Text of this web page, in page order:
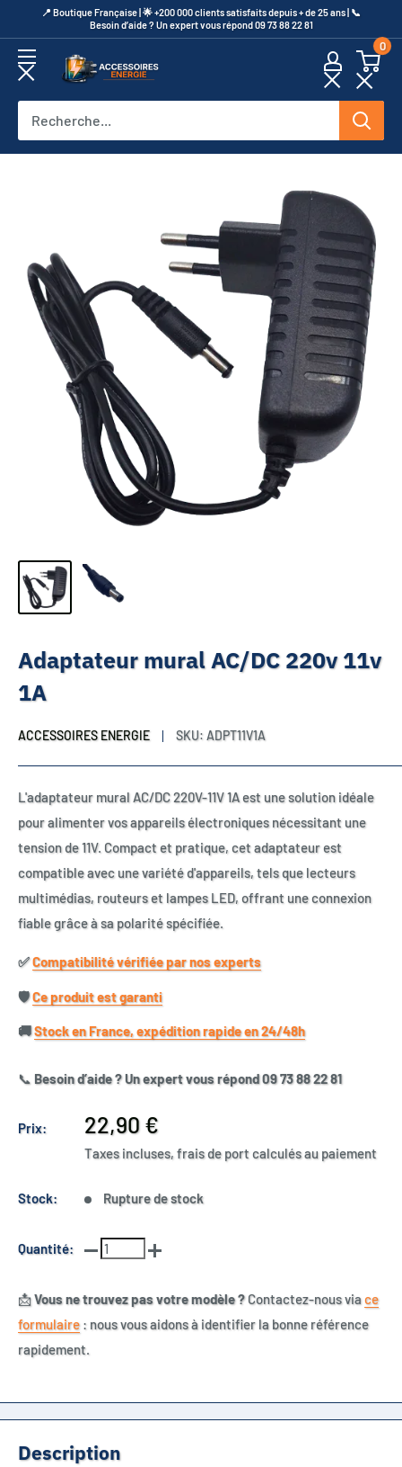
au
contenu
​📍​ Boutique Française | 🌟 +200 000 clients satisfaits depuis + de 25 ans | 📞​
Besoin d’aide ? Un expert vous répond 09 73 88 22 81
Accessoires
0
Adaptateur mural AC/DC 220v 11v
1A
ACCESSOIRES ENERGIE SKU: ADPT11V1A
L'adaptateur mural AC/DC 220V-11V 1A est une solution idéale
pour alimenter vos appareils électroniques nécessitant une
tension de 11V. Compact et pratique, cet adaptateur est
compatible avec une variété d'appareils, tels que lecteurs
multimédias, routeurs et lampes LED, offrant une connexion
fiable grâce à sa polarité spécifiée.
✅​Compatibilité vérifiée par nos experts
🛡️​Ce produit est garanti
🚚​Stock en France, expédition rapide en 24/48h
📞 Besoin d’aide ? Un expert vous répond 09 73 88 22 81
Prix:
Prix
réduit
22,90 €
Taxes incluses, frais de port calculés au paiement
Stock: Rupture de stock
Quantité:
📩Vous ne trouvez pas votre modèle ?Contactez-nous viace
formulaire : nous vous aidons à identifier la bonne référence
rapidement.
Description